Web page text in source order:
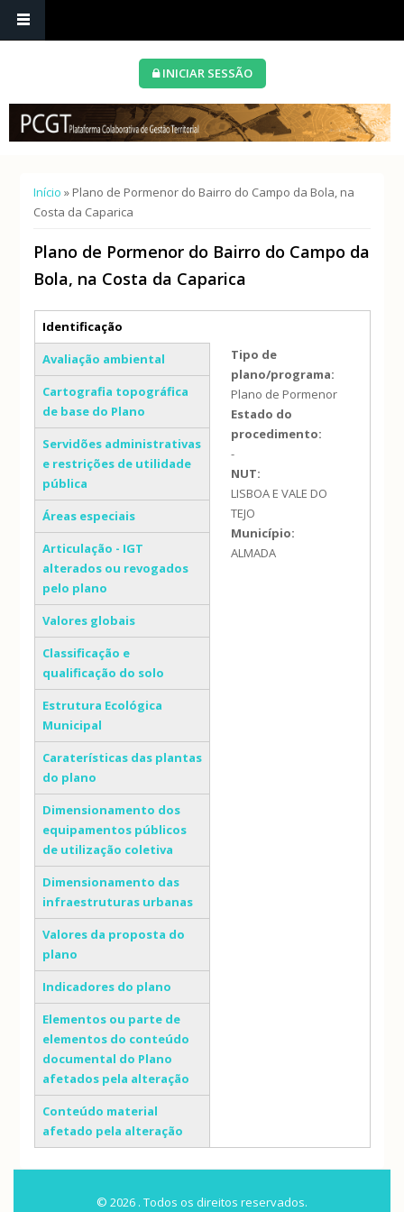
INICIAR SESSÃO
Está aqui
Início » Plano de Pormenor do Bairro do Campo da Bola, na
Costa da Caparica
Plano de Pormenor do Bairro do Campo da
Bola, na Costa da Caparica
Separadores verticais
Identificação
(separador ativo)
Avaliação ambiental
Cartografia topográfica
de base do Plano
Servidões administrativas
e restrições de utilidade
pública
Áreas especiais
Articulação - IGT
alterados ou revogados
pelo plano
Valores globais
Classificação e
qualificação do solo
Estrutura Ecológica
Municipal
Caraterísticas das plantas
do plano
Dimensionamento dos
equipamentos públicos
de utilização coletiva
Dimensionamento das
infraestruturas urbanas
Valores da proposta do
plano
Indicadores do plano
Elementos ou parte de
elementos do conteúdo
documental do Plano
afetados pela alteração
Conteúdo material
afetado pela alteração
Tipo de
plano/programa:
Plano de Pormenor
Estado do
procedimento:
-
NUT:
LISBOA E VALE DO
TEJO
Município:
ALMADA
© 2026 . Todos os direitos reservados.